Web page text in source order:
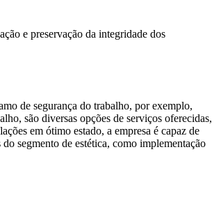
e preservação da integridade dos
de segurança do trabalho, por exemplo,
são diversas opções de serviços oferecidas,
em ótimo estado, a empresa é capaz de
segmento de estética, como implementação